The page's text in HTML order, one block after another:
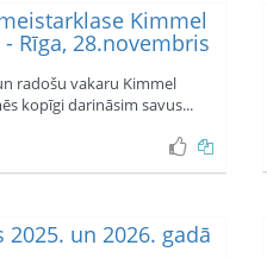
Kimmel
Rīga, 28.novembris
radošu vakaru Kimmel
kopīgi darināsim savus...
un 2026. gadā